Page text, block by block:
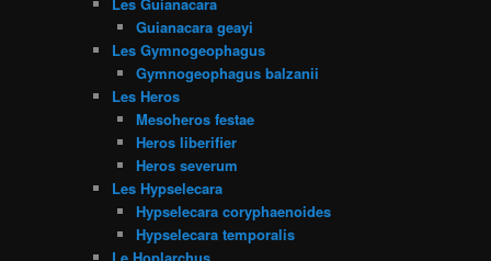
Guianacara geayi
Les Gymnogeophagus
Gymnogeophagus balzanii
Les Heros
Mesoheros festae
Heros liberifier
Heros severum
Les Hypselecara
Hypselecara coryphaenoides
Hypselecara temporalis